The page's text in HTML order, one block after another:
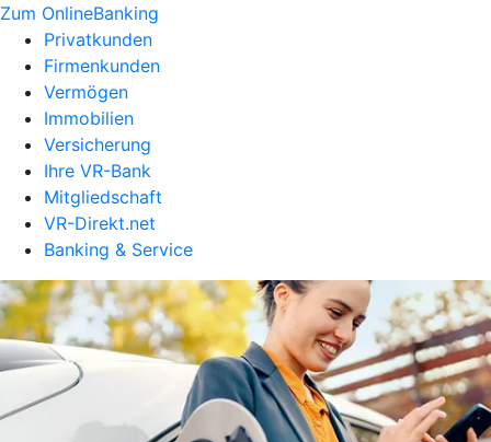
Zum OnlineBanking
Privatkunden
Firmenkunden
Vermögen
Immobilien
Versicherung
Ihre VR-Bank
Mitgliedschaft
VR-Direkt.net
Banking & Service